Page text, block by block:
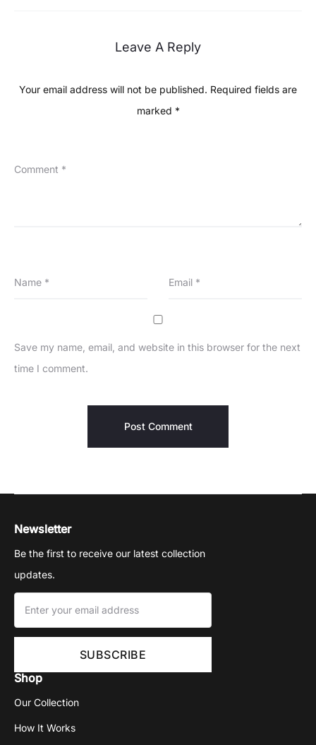
Leave A Reply
Your email address will not be published. Required fields are
marked *
Comment *
Name * Email *
Save my name, email, and website in this browser for the next
time I comment.
Newsletter
Be the first to receive our latest collection
updates.
Shop
Our Collection
How It Works